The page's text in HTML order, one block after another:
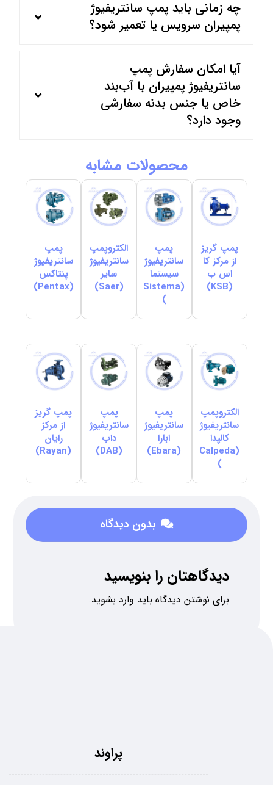
چه زمانی باید پمپ سانتریفیوژ
پمپیران سرویس یا تعمیر شود؟
آیا امکان سفارش پمپ
سانتریفیوژ پمپیران با آب‌بند
خاص یا جنس بدنه سفارشی
وجود دارد؟
محصولات مشابه
پمپ گریز
از مرکز کا
اس ب
(KSB)
پمپ
سانتریفیوژ
سیستما
(Sistema
)
الکتروپمپ
سانتریفیوژ
سایر
(Saer)
پمپ
سانتریفیوژ
پنتاکس
(Pentax)
الکتروپمپ
سانتریفیوژ
کالپدا
(Calpeda
)
پمپ
سانتریفیوژ
ابارا
(Ebara)
پمپ
سانتریفیوژ
داب
(DAB)
پمپ گریز
از مرکز
رایان
(Rayan)
بدون دیدگاه
دیدگاهتان را بنویسید
برای نوشتن دیدگاه باید وارد بشوید.
پراوند